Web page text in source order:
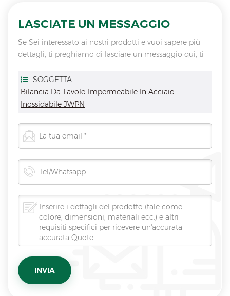
LASCIATE UN MESSAGGIO
Se Sei interessato ai nostri prodotti e vuoi sapere più
dettagli, ti preghiamo di lasciare un messaggio qui, ti
SOGGETTA :
Bilancia Da Tavolo Impermeabile In Acciaio
Inossidabile JWPN